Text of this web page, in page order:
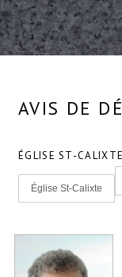
AVIS DE
ÉGLISE ST-CALIXTE
Église St-Calixte